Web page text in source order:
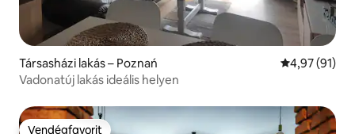
Társasházi lakás – Poznań Átlagos
4,97 (91)
Vadonatúj lakás ideális helyen
Vendégfavorit